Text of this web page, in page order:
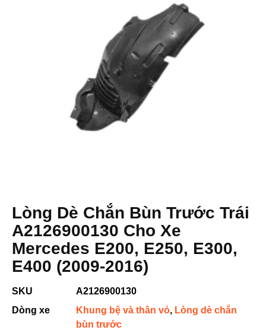
Lòng Dè Chắn Bùn Trước Trái
A2126900130 Cho Xe
Mercedes E200, E250, E300,
E400 (2009-2016)
SKU
A2126900130
Dòng xe
Khung bệ và thân vỏ, Lòng dè chắn
bùn trước